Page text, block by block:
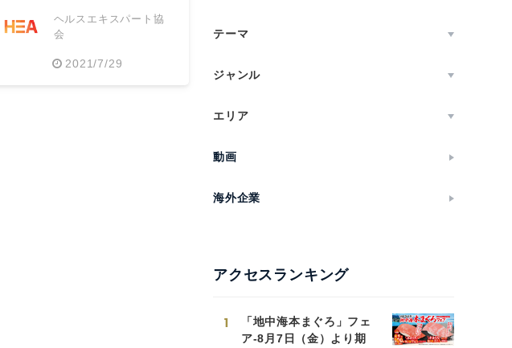
ヘルスエキスパート協
会
2021/7/29
テーマ
ジャンル
エリア
動画
海外企業
アクセスランキング
1
「地中海本まぐろ」フェ
ア-8月7日（金）より期